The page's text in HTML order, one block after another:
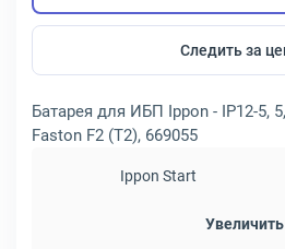
Следить за
Батарея для ИБП Ippon - IP12-5,
Faston F2 (T2), 669055
Ippon Start
Увеличить